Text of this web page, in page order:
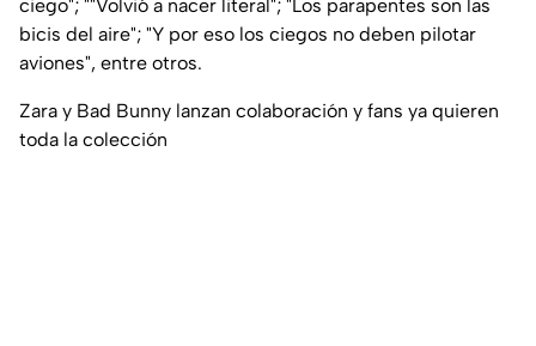
ciego"; ""Volvió a nacer literal"; "Los parapentes son las
bicis del aire"; "Y por eso los ciegos no deben pilotar
aviones", entre otros.
Zara y Bad Bunny lanzan colaboración y fans ya quieren
toda la colección